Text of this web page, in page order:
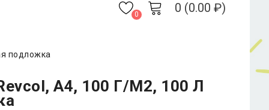
0 0 (0.00 ₽)
подложка
А4, 100 Г/м2, 100 Л